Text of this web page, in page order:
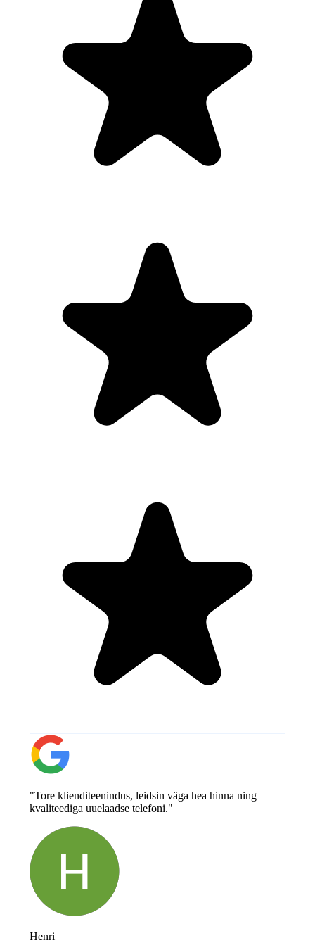
"Tore klienditeenindus, leidsin väga hea hinna ning
kvaliteediga uuelaadse telefoni."
Henri